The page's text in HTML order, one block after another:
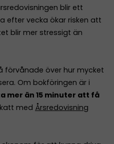
blir ett
efter vecka ökar risken att
blir mer stressigt än
förvånade över hur mycket
Om bokföringen är i
mer än 15 minuter att få
med Årsredovisning